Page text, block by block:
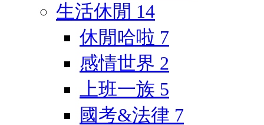
生活休閒 14
休閒哈啦 7
感情世界 2
上班一族 5
國考&法律 7